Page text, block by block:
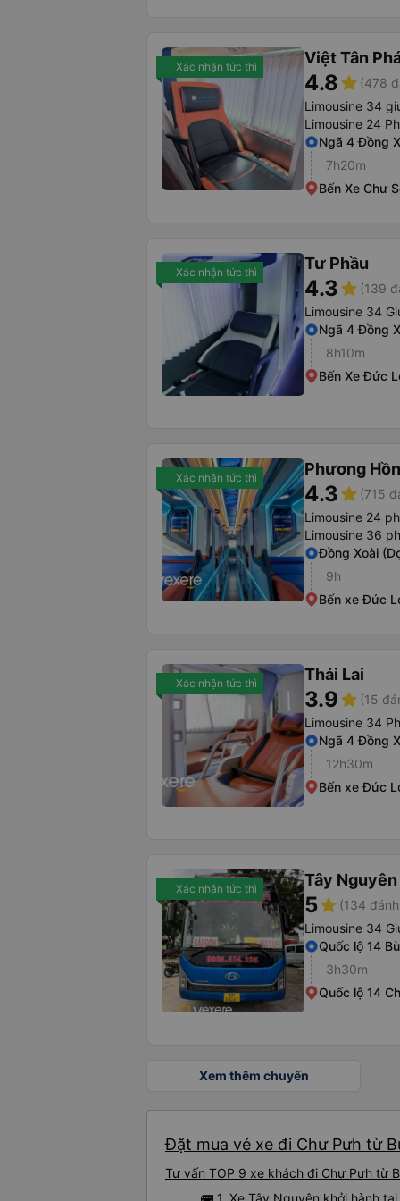
Xác nhận tức thì Việt Tân
4.8star (478
Limousine 34
Limousine 24
Ngã 4 Đồng
7h20m
Bến Xe Chư
Xác nhận tức thì Tư Phầu
4.3star (139
Limousine 34
Ngã 4 Đồng
8h10m
Bến Xe Đức
Xác nhận tức thì Phương
4.3star (715
Limousine 24
Limousine 36
Đồng Xoài
9h
Bến xe Đức
Xác nhận tức thì Thái Lai
3.9star (15
Limousine 34
Ngã 4 Đồng
12h30m
Bến xe Đức
Xác nhận tức thì Tây Nguyên
5star (134 đánh
Limousine 34
Quốc lộ 14
3h30m
Quốc lộ 14
Xem thêm chuyến
Đặt mua vé xe đi Chư Pưh từ
Tư vấn TOP 9 xe khách đi Chư Pưh từ